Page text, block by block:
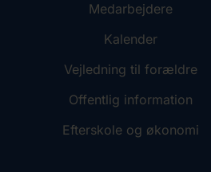
Medarbejdere
Kalender
Vejledning til forældre
Offentlig information
Efterskole og økonomi